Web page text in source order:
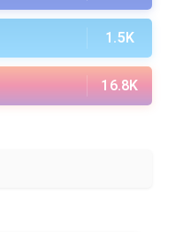
1.5K
16.8K